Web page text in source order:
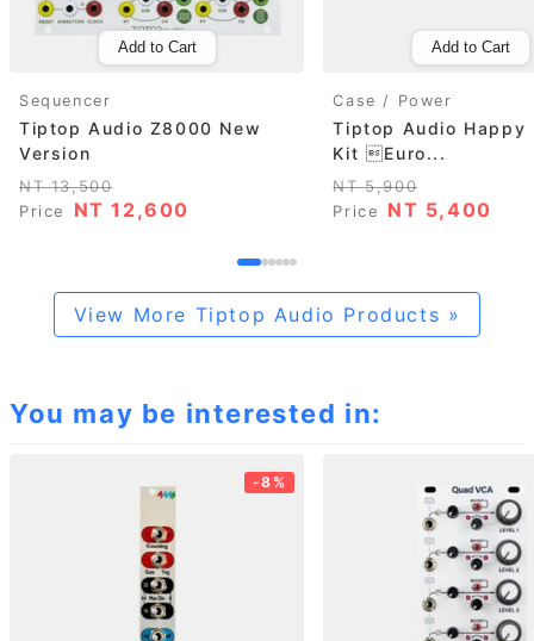
Add to Cart
Sequencer
Tiptop Audio Z8000 New
Version
NT 13,500
Price
NT 12,600
Add to Cart
Case / Power
Tiptop Audio Happy
Kit Euro...
NT 5,900
Price
NT 5,400
View More Tiptop Audio Products »
You may be interested in:
-8%